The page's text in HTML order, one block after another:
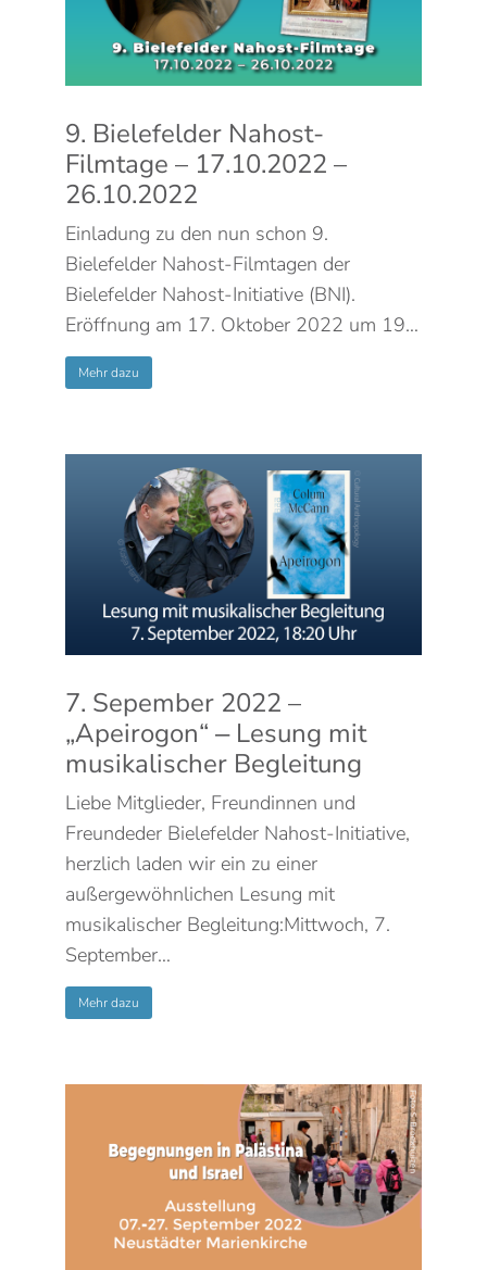
9. Bielefelder Nahost-
Filmtage – 17.10.2022 –
26.10.2022
Einladung zu den nun schon 9.
Bielefelder Nahost-Filmtagen der
Bielefelder Nahost-Initiative (BNI).
Eröffnung am 17. Oktober 2022 um 19…
Mehr dazu
7. Sepember 2022 –
„Apeirogon“ ‒ Lesung mit
musikalischer Begleitung
Liebe Mitglieder, Freundinnen und
Freundeder Bielefelder Nahost-Initiative,
herzlich laden wir ein zu einer
außergewöhnlichen Lesung mit
musikalischer Begleitung:Mittwoch, 7.
September…
Mehr dazu